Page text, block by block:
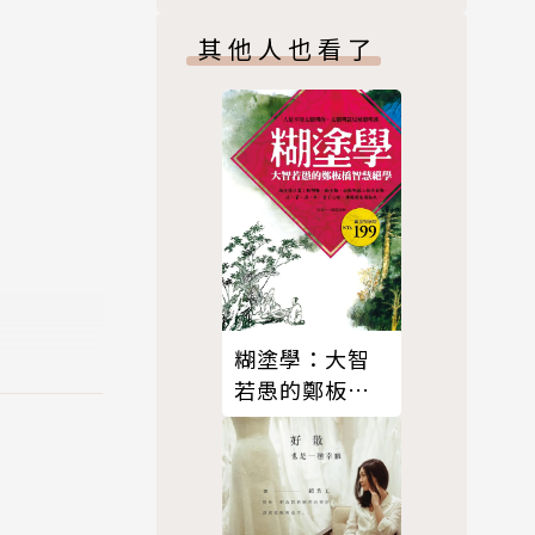
定
其他人也看了
糊塗學：大智
若愚的鄭板橋
智慧絕學